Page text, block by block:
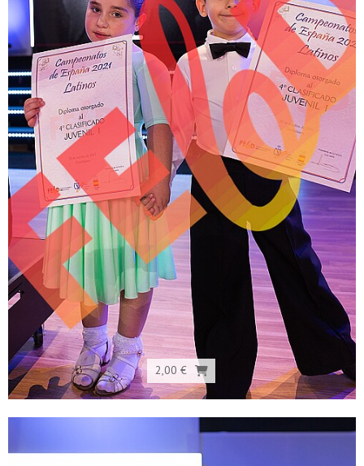
2,00 €